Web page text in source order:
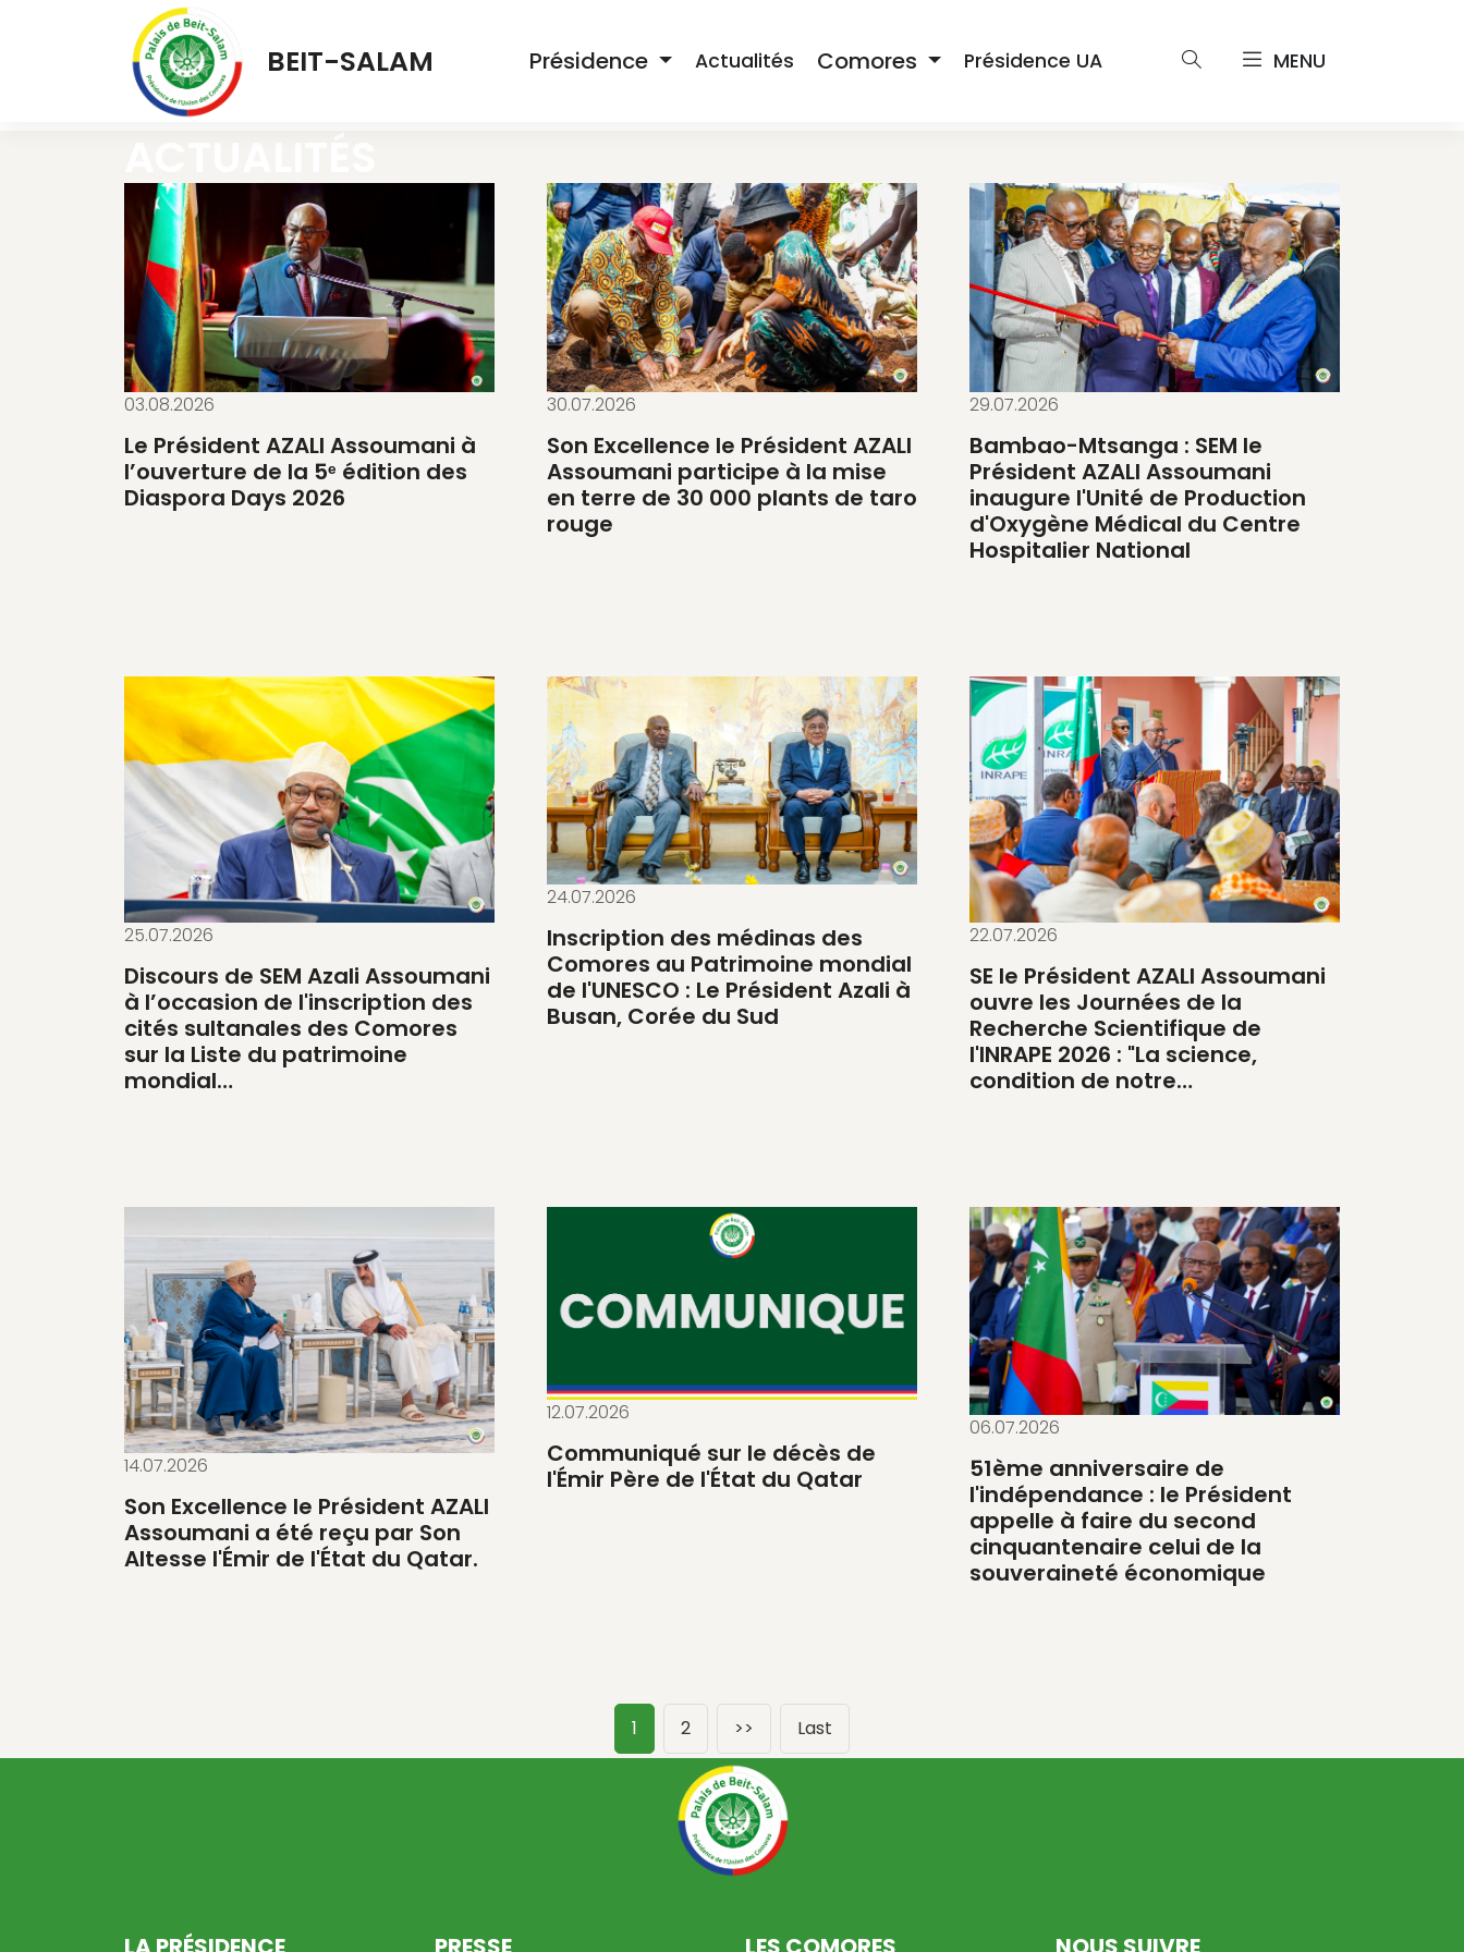
BEIT-SALAM Présidence Actualités Comores Présidence UA MENU
03.08.2026
Le Président AZALI Assoumani à
l’ouverture de la 5ᵉ édition des
Diaspora Days 2026
30.07.2026
Son Excellence le Président AZALI
Assoumani participe à la mise
en terre de 30 000 plants de taro
rouge
29.07.2026
Bambao-Mtsanga : SEM le
Président AZALI Assoumani
inaugure l'Unité de Production
d'Oxygène Médical du Centre
Hospitalier National
25.07.2026
Discours de SEM Azali Assoumani
à l’occasion de l'inscription des
cités sultanales des Comores
sur la Liste du patrimoine
mondial…
24.07.2026
Inscription des médinas des
Comores au Patrimoine mondial
de l'UNESCO : Le Président Azali à
Busan, Corée du Sud
22.07.2026
SE le Président AZALI Assoumani
ouvre les Journées de la
Recherche Scientifique de
l'INRAPE 2026 : "La science,
condition de notre…
14.07.2026
Son Excellence le Président AZALI
Assoumani a été reçu par Son
Altesse l'Émir de l'État du Qatar.
12.07.2026
Communiqué sur le décès de
l'Émir Père de l'État du Qatar
06.07.2026
51ème anniversaire de
l'indépendance : le Président
appelle à faire du second
cinquantenaire celui de la
souveraineté économique
1 2 >> Last